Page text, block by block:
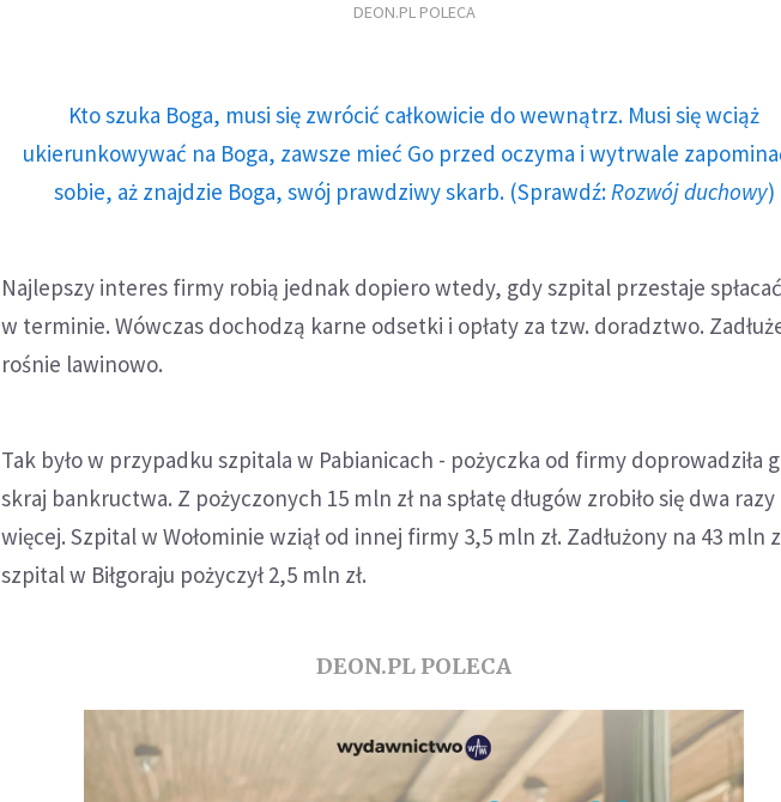
DEON.PL POLECA
Kto szuka Boga, musi się zwrócić całkowicie do wewnątrz. Musi się wciąż
ukierunkowywać na Boga, zawsze mieć Go przed oczyma i wytrwale
sobie, aż znajdzie Boga, swój prawdziwy skarb. (Sprawdź: Rozwój duchowy)
Najlepszy interes firmy robią jednak dopiero wtedy, gdy szpital przestaje
w terminie. Wówczas dochodzą karne odsetki i opłaty za tzw. doradztwo.
rośnie lawinowo.
Tak było w przypadku szpitala w Pabianicach - pożyczka od firmy doprowadziła
skraj bankructwa. Z pożyczonych 15 mln zł na spłatę długów zrobiło się dwa razy
więcej. Szpital w Wołominie wziął od innej firmy 3,5 mln zł. Zadłużony na 43 mln
szpital w Biłgoraju pożyczył 2,5 mln zł.
DEON.PL POLECA